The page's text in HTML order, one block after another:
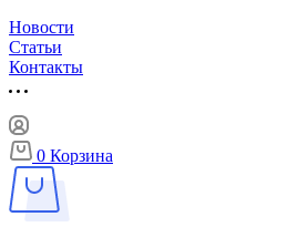
Новости
Статьи
Контакты
0 Корзина